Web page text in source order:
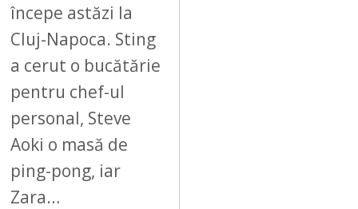
începe astăzi la
Cluj-Napoca. Sting
a cerut o bucătărie
pentru chef-ul
personal, Steve
Aoki o masă de
ping-pong, iar
Zara…